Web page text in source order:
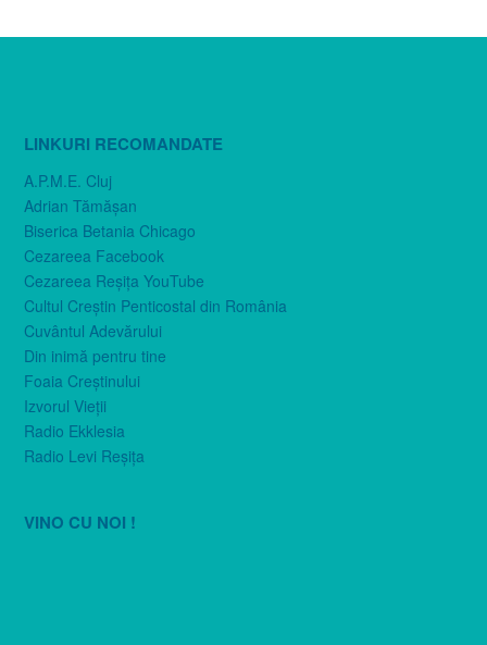
LINKURI RECOMANDATE
A.P.M.E. Cluj
Adrian Tămăşan
Biserica Betania Chicago
Cezareea Facebook
Cezareea Reşiţa YouTube
Cultul Creştin Penticostal din România
Cuvântul Adevărului
Din inimă pentru tine
Foaia Creştinului
Izvorul Vieţii
Radio Ekklesia
Radio Levi Reşiţa
VINO CU NOI !